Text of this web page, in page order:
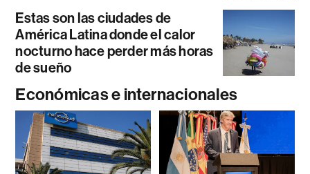
Estas son las ciudades de
América Latina donde el calor
nocturno hace perder más horas
de sueño
Económicas e internacionales